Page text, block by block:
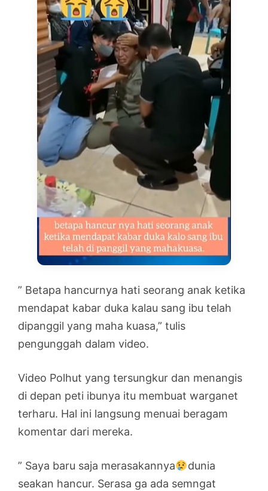
” Betapa hancurnya hati seorang anak ketika
mendapat kabar duka kalau sang ibu telah
dipanggil yang maha kuasa,” tulis
pengunggah dalam video.
Video Polhut yang tersungkur dan menangis
di depan peti ibunya itu membuat warganet
terharu. Hal ini langsung menuai beragam
komentar dari mereka.
” Saya baru saja merasakannya
dunia
seakan hancur. Serasa ga ada semngat